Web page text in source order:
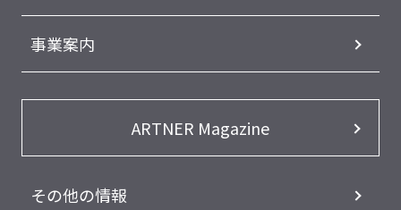
事業案内
ARTNER Magazine
その他の情報